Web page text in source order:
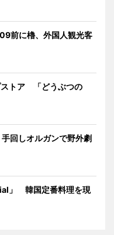
前に櫓、外国人観光客
ストア 「どうぶつの
回しオルガンで野外劇
」 韓国定番料理を現